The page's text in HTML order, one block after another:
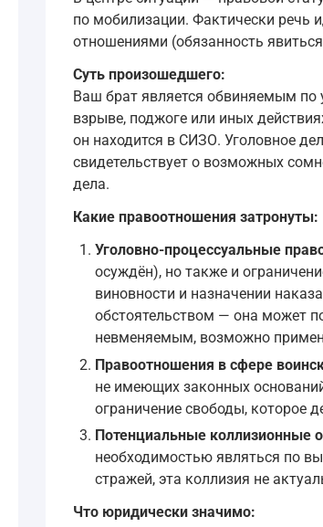
по мобилизации. Фактически речь
отношениями (обязанность
Суть произошедшего:
Ваш брат является обвиняемым по
взрыве, поджоге или иных
он находится в СИЗО. Уголовное
свидетельствует о возможных
дела.
Какие правоотношения затронуты:
Уголовно-процессуальные
осуждён), но также и
виновности и назначении
обстоятельством — она может
невменяемым, возможно
Правоотношения в сфере
не имеющих законных
ограничение свободы, которое
Потенциальные коллизионные
необходимостью являться по
стражей, эта коллизия не
Что юридически значимо: